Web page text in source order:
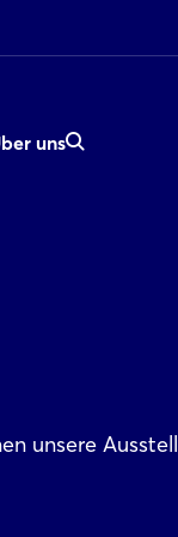
uns
unsere